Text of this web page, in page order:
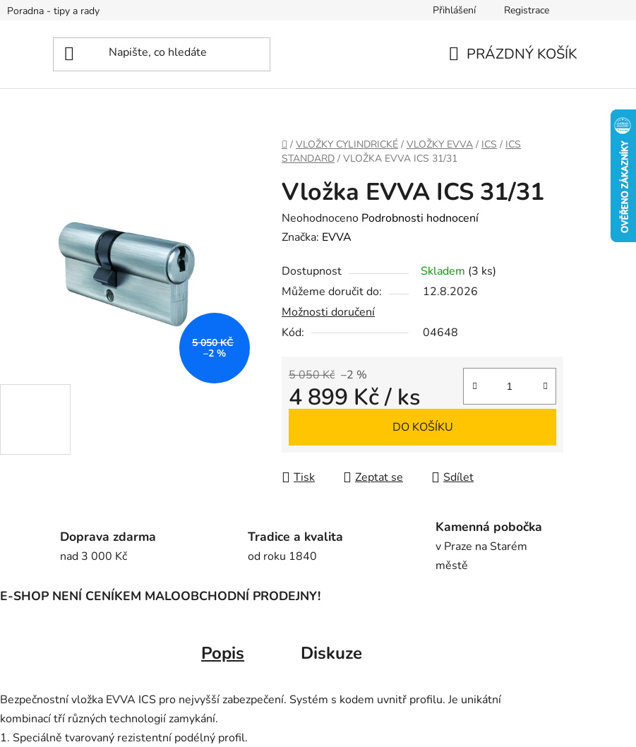
Poradna - tipy a rady Přihlášení Registrace
PRÁZDNÝ KOŠÍK
DOMŮ
/ VLOŽKY CYLINDRICKÉ / VLOŽKY EVVA / ICS / ICS
STANDARD / VLOŽKA EVVA ICS 31/31
Vložka EVVA ICS 31/31
Průměrné
hodnocení
je
0,0
z
5
Neohodnoceno Podrobnosti hodnocení
Značka: EVVA
Dostupnost Skladem (3 ks)
Můžeme doručit do:
12.8.2026
Možnosti doručení
Kód:
04648
5 050 Kč –2 %
4 899 Kč/ ks
DO KOŠÍKU
Tisk Zeptat se Sdílet
5 050 KČ
–2 %
Doprava zdarma
nad 3 000 Kč
Tradice a kvalita
od roku 1840
Kamenná pobočka
v Praze na Starém
městě
E-SHOP NENÍ CENÍKEM MALOOBCHODNÍ PRODEJNY!
Popis Diskuze
Bezpečnostní vložka EVVA ICS pro nejvyšší zabezpečení. Systém s kodem uvnitř profilu. Je unikátní
kombinací tří různých technologií zamykání.
1. Speciálně tvarovaný rezistentní podélný profil.